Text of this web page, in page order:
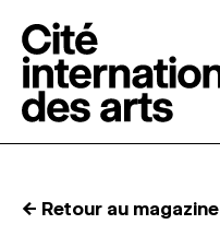
← Retour au magazine